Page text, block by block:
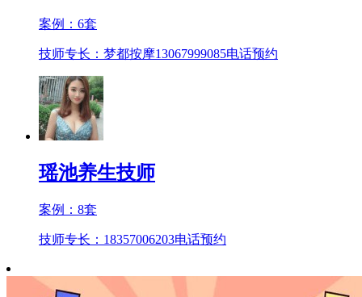
案例： 6套
技师专长：梦都按摩13067999085电话预约
瑶池养生技师
案例： 8套
技师专长：18357006203电话预约